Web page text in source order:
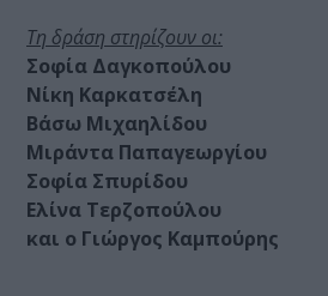
Τη δράση στηρίζουν οι:
Σοφία Δαγκοπούλου
Νίκη Καρκατσέλη
Βάσω Μιχαηλίδου
Μιράντα Παπαγεωργίου
Σοφία Σπυρίδου
Ελίνα Τερζοπούλου
και ο Γιώργος Καμπούρης